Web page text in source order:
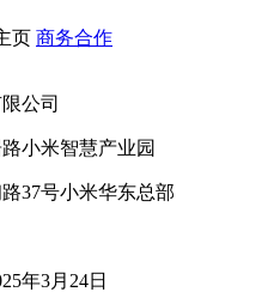
页 商务合作
公司
小米智慧产业园
37号小米华东总部
年3月24日